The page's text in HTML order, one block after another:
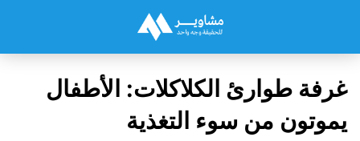
غرفة طوارئ الكلاكلات: الأطفال
يموتون من سوء التغذية